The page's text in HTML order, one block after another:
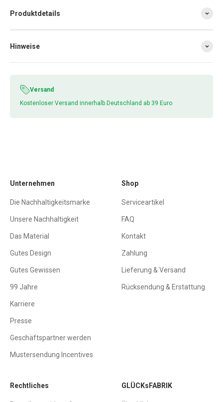
Produktdetails
Hinweise
Versand
Kostenloser Versand innerhalb Deutschland ab 39 Euro
Unternehmen
Die Nachhaltigkeitsmarke
Unsere Nachhaltigkeit
Das Material
Gutes Design
Gutes Gewissen
99 Jahre
Karriere
Presse
Geschäftspartner werden
Mustersendung Incentives
Shop
Serviceartikel
FAQ
Kontakt
Zahlung
Lieferung & Versand
Rücksendung & Erstattung
Rechtliches GLÜCKsFABRIK